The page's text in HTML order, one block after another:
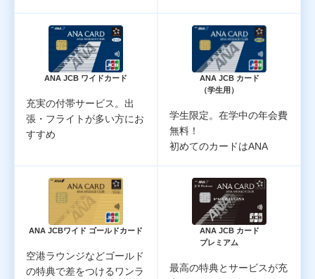
ANA JCB ワイドカード
充実の付帯サービス。出
張・フライトが多い方にお
すすめ
ANA JCB カード
（学生用）
学生限定。在学中の年会費
無料！
初めてのカードはANA
ANA JCBワイド ゴールドカード
空港ラウンジなどゴールド
の特典で差をつけるワンラ
ANA JCB カード
プレミアム
最高の特典とサービスが充